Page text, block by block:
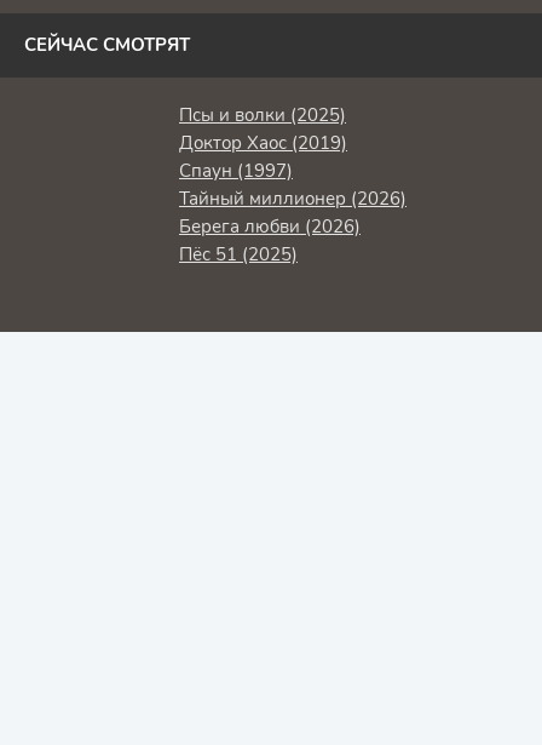
СЕЙЧАС СМОТРЯТ
Псы и волки (2025)
Доктор Хаос (2019)
Спаун (1997)
Тайный миллионер (2026)
Берега любви (2026)
Пёс 51 (2025)